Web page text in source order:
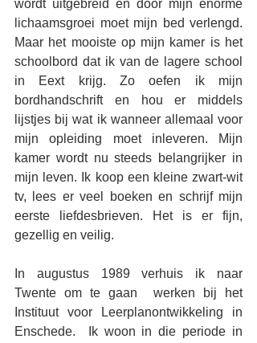
wordt uitgebreid en door mijn enorme
lichaamsgroei moet mijn bed verlengd.
Maar het mooiste op mijn kamer is het
schoolbord dat ik van de lagere school
in Eext krijg. Zo oefen ik mijn
bordhandschrift en hou er middels
lijstjes bij wat ik wanneer allemaal voor
mijn opleiding moet inleveren. Mijn
kamer wordt nu steeds belangrijker in
mijn leven. Ik koop een kleine zwart-wit
tv, lees er veel boeken en schrijf mijn
eerste liefdesbrieven. Het is er fijn,
gezellig en veilig.
In augustus 1989 verhuis ik naar
Twente om te gaan  werken bij het
Instituut voor Leerplanontwikkeling in
Enschede.  Ik woon in die periode in